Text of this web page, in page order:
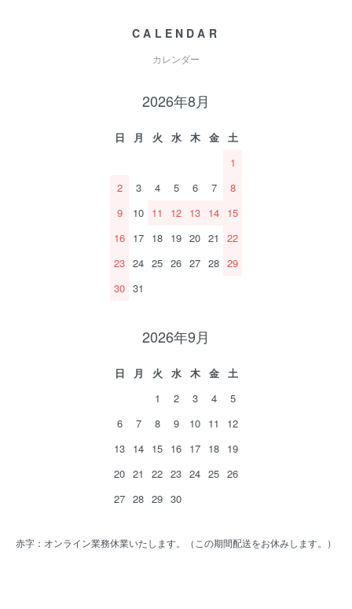
CALENDAR
カレンダー
2026年8月
日 月 火 水 木 金
土
1
2
3 4 5 6 7
8
9
10 11 12 13 14 15
16 17 18 19 20 21
22
23 24 25 26 27 28 29
30 31
2026年9月
日 月 火 水 木 金
土
1
2 3 4
5
6
7 8 9 10 11
12
13 14 15 16 17 18 19
20 21 22 23 24 25 26
27 28 29 30
赤字：オンライン業務休業いたします。（この期間配送をお休みします。）